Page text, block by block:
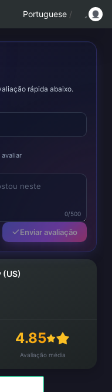
Portuguese /
rápida abaixo.
avaliar
0/500
Enviar avaliação
(US)
4.85
Avaliação média